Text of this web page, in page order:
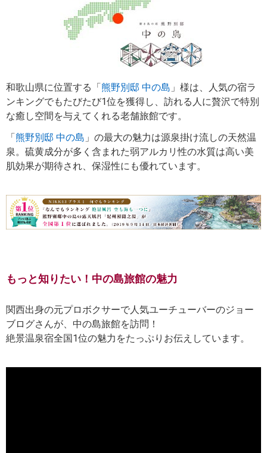
和歌山県に位置する「 熊野別邸 中の島 」様は、人気の宿ラ
ンキングでもたびたび1位を獲得し、訪れる人に贅沢で特別
な癒し空間を与えてくれる老舗旅館です。
「 熊野別邸 中の島 」の最大の魅力は源泉掛け流しの天然温
泉。硫黄成分が多く含まれた弱アルカリ性の水質は高い美
肌効果が期待され、保湿性にも優れています。
もっと知りたい！中の島旅館の魅力
関西出身の元プロボクサーで人気ユーチューバーのジョー
ブログさんが、中の島旅館を訪問！
絶景温泉宿全国1位の魅力をたっぷりお伝えしています。